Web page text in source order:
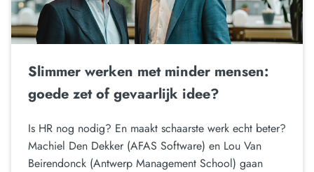
Slimmer werken met minder mensen:
goede zet of gevaarlijk idee?
Is HR nog nodig? En maakt schaarste werk echt beter?
Machiel Den Dekker (AFAS Software) en Lou Van
Beirendonck (Antwerp Management School) gaan